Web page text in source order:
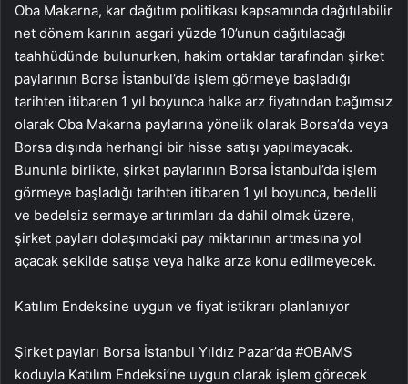
Oba Makarna, kar dağıtım politikası kapsamında dağıtılabilir
net dönem karının asgari yüzde 10’unun dağıtılacağı
taahhüdünde bulunurken, hakim ortaklar tarafından şirket
paylarının Borsa İstanbul’da işlem görmeye başladığı
tarihten itibaren 1 yıl boyunca halka arz fiyatından bağımsız
olarak Oba Makarna paylarına yönelik olarak Borsa’da veya
Borsa dışında herhangi bir hisse satışı yapılmayacak.
Bununla birlikte, şirket paylarının Borsa İstanbul’da işlem
görmeye başladığı tarihten itibaren 1 yıl boyunca, bedelli
ve bedelsiz sermaye artırımları da dahil olmak üzere,
şirket payları dolaşımdaki pay miktarının artmasına yol
açacak şekilde satışa veya halka arza konu edilmeyecek.
Katılım Endeksine uygun ve fiyat istikrarı planlanıyor
Şirket payları Borsa İstanbul Yıldız Pazar’da #OBAMS
koduyla Katılım Endeksi’ne uygun olarak işlem görecek